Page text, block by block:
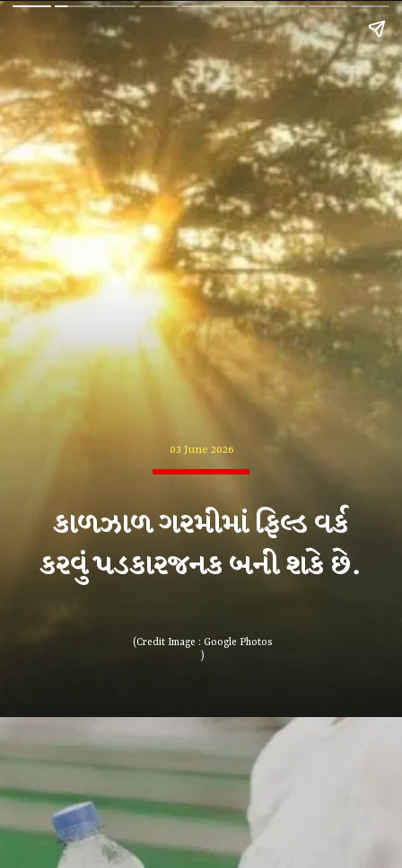
(Credit Image : Google Photos
)
કાળઝાળ ગરમીમાં ફિલ્ડ વર્ક
કરવું પડકારજનક બની શકે છે.